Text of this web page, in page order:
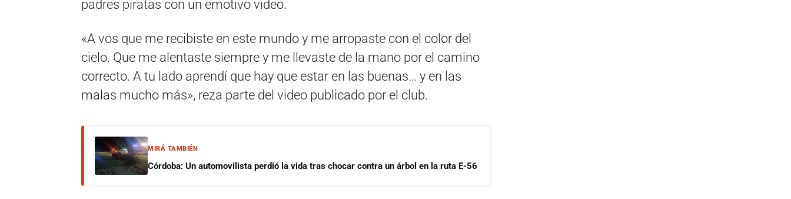
padres piratas con un emotivo video.
«A vos que me recibiste en este mundo y me arropaste con el color del
cielo. Que me alentaste siempre y me llevaste de la mano por el camino
correcto. A tu lado aprendí que hay que estar en las buenas… y en las
malas mucho más», reza parte del video publicado por el club.
MIRÁ TAMBIÉN
Córdoba: Un automovilista perdió la vida tras chocar contra un árbol en la ruta E-56